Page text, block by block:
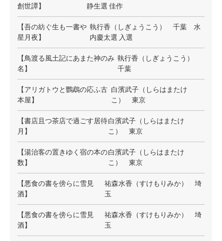
創世譚】
静生選 佳作
【吾の紡ぐ生も一書や
星月夜】
執行香（しぎょうこう） 千葉 水
内慶太選 入選
【鳥渡る風土記にあまた神のみ
名】
執行香（しぎょうこう）
千葉
【アリガトウと鸚鵡の応ふ古
本屋】
白濱武子（しらはまたけ
こ） 東京
【書店且つ茶店で過ごす居待
月】
白濱武子（しらはまたけ
こ） 東京
【湯治客の置きゆく宿の本の
数】
白濱武子（しらはまたけ
こ） 東京
【悪食の書を傍らに雪見
酒】
祐森水香（すけもりみか） 埼
玉
【悪食の書を傍らに雪見
酒】
祐森水香（すけもりみか） 埼
玉